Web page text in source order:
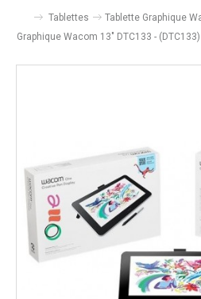
Tablettes Tablette Graphique
Graphique Wacom 13" DTC133 - (DTC133)